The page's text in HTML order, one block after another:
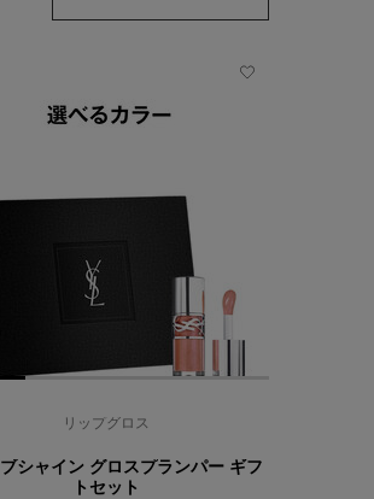
リップグロス
シャイン グロスプランパー ギフ
トセット